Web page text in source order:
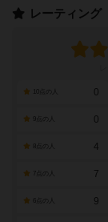
レーティング
0
0
4
7点の人 7
9